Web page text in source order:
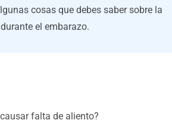
cosas que debes saber sobre la
el embarazo.
falta de aliento?